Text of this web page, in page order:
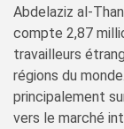
Abdelaziz al-
compte 2,87
travailleurs
régions du
principalement
vers le marché